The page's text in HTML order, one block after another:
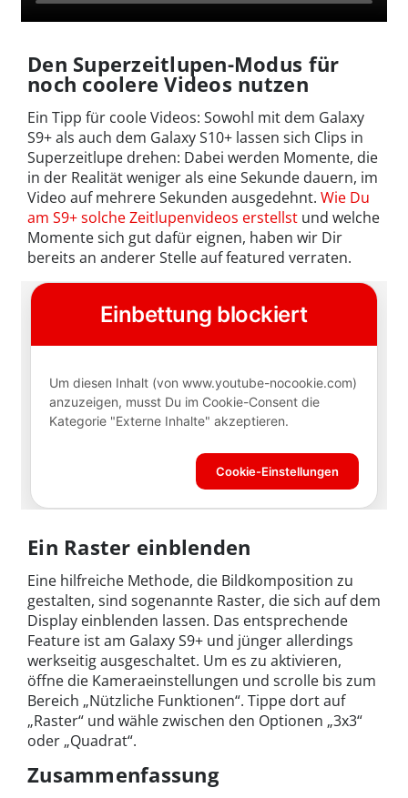
Den Superzeitlupen-Modus für
noch coolere Videos nutzen
Ein Tipp für coole Videos: Sowohl mit dem Galaxy
S9+ als auch dem Galaxy S10+ lassen sich Clips in
Superzeitlupe drehen: Dabei werden Momente, die
in der Realität weniger als eine Sekunde dauern, im
Video auf mehrere Sekunden ausgedehnt. Wie Du
am S9+ solche Zeitlupenvideos erstellst und welche
Momente sich gut dafür eignen, haben wir Dir
bereits an anderer Stelle auf featured verraten.
Ein Raster einblenden
Eine hilfreiche Methode, die Bildkomposition zu
gestalten, sind sogenannte Raster, die sich auf dem
Display einblenden lassen. Das entsprechende
Feature ist am Galaxy S9+ und jünger allerdings
werkseitig ausgeschaltet. Um es zu aktivieren,
öffne die Kameraeinstellungen und scrolle bis zum
Bereich „Nützliche Funktionen“. Tippe dort auf
„Raster“ und wähle zwischen den Optionen „3x3“
oder „Quadrat“.
Zusammenfassung